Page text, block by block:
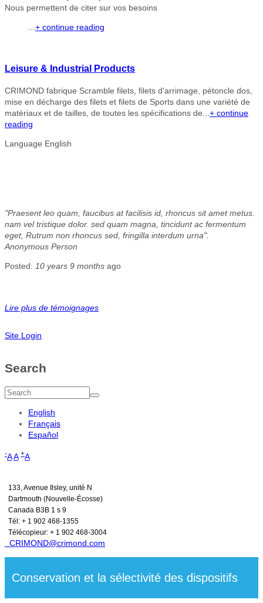
Nous permettent de citer sur vos besoins
+ continue reading
Leisure & Industrial Products
CRIMOND fabrique Scramble filets, filets d'arrimage, pétoncle dos,
mise en décharge des filets et filets de Sports dans une variété de
matériaux et de tailles, de toutes les spécifications de... + continue
reading
Language English
"Praesent leo quam, faucibus at facilisis id, rhoncus sit amet metus.
nam vel tristique dolor. sed quam magna, tincidunt ac fermentum
eget, Rutrum non rhoncus sed, fringilla interdum urna".
Anonymous Person
Posted: 10 years 9 months ago
Lire plus de témoignages
Site Login
Search
English
Français
Español
-AA +A
133, Avenue Ilsley, unité N
Dartmouth (Nouvelle-Écosse)
Canada B3B 1 s 9
Tél: + 1 902 468-1355
Télécopieur: + 1 902 468-3004
CRIMOND@crimond.com
Conservation et la sélectivité des dispositifs